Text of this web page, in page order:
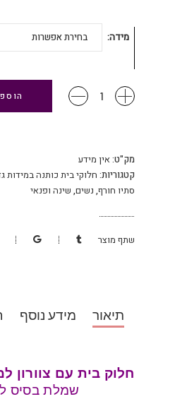
מידה בחירת אפשרות
חלוק
בית
צווארון
רוכסן
שרוול
-
פרחים
מק"ט: אין מידע
קטגוריות: חלוקי בית כותנה במידות
סתיו חורף, נשים, שינה ופנאי
שתף מוצר
תיאור מידע נוסף
חלוק בית עם צוורון
שמלת בסיס